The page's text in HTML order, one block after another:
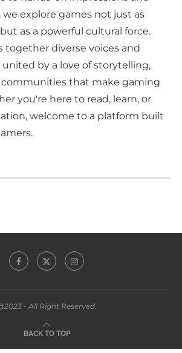
explore games not just as
as a powerful cultural force.
together diverse voices and
united by a love of storytelling,
that make gaming
you're here to read, learn, or
welcome to a platform built
- All Right Reserved.
BACK TO TOP